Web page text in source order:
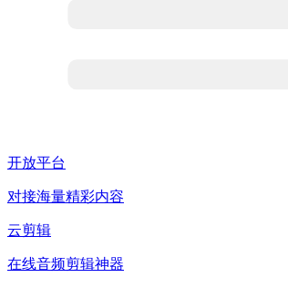
开放平台
对接海量精彩内容
云剪辑
在线音频剪辑神器